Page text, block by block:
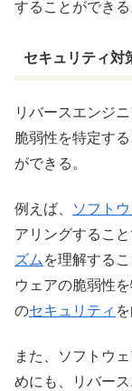
することができる
セキュリティ対
リバースエンジ
脆弱性を特定する
ができる。
例えば、 ソフト
アリングするこ
ズム を理解する
ウェアの脆弱性
のセキュリティ
また、ソフトウ
めにも、リバー